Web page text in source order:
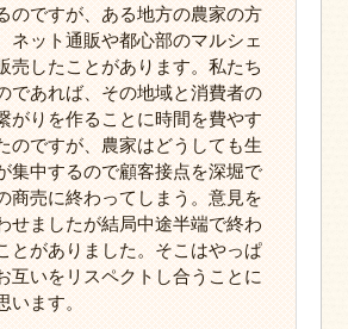
のですが、ある地方の農家の方
ネット通販や都心部のマルシェ
売したことがあります。私たち
であれば、その地域と消費者の
がりを作ることに時間を費やす
のですが、農家はどうしても生
集中するので顧客接点を深堀で
商売に終わってしまう。意見を
せましたが結局中途半端で終わ
とがありました。そこはやっぱ
互いをリスペクトし合うことに
います。